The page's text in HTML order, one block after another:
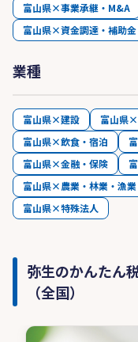
富山県×事業承継・M&A
富山県×資金調達・補助
業種
富山県×建設 富山県
富山県×飲食・宿泊
富山県×金融・保険
富山県×農業・林業・漁業
富山県×特殊法人
弥生のかんたん
（全国）